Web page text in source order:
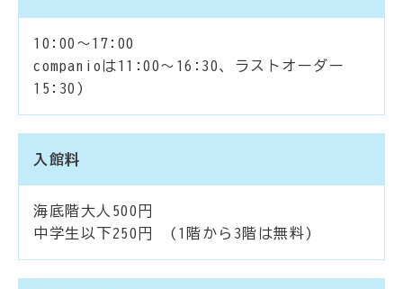
10:00～17:00
companioは11:00～16:30、ラストオーダー
15:30)
入館料
海底階大人500円
中学生以下250円 (1階から3階は無料)